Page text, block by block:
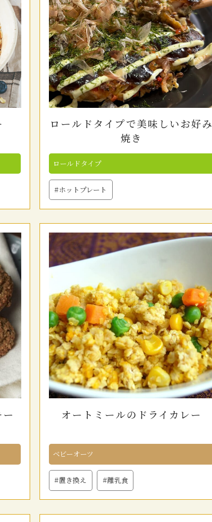
ロールドタイプで美味しいお好み
焼き
ロールドタイプ
#ホットプレート
オートミールのドライカレー
ベビーオーツ
#置き換え #離乳食